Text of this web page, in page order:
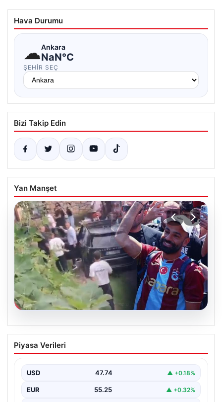
Hava Durumu
☁Ankara
NaN°C
ŞEHIR SEÇ
Bizi Takip Edin
Yan Manşet
07.08.2026
Trabzonlu Teyzenin Mohamed Salah’a
Yönelik Sıcak Yaklaşımı Gülümsetti
Salah, bir reklam filmi çekimi için Trabzon'un Araklı…
Piyasa Verileri
USD 47.74 ▲ +0.18%
EUR 55.25 ▲ +0.32%